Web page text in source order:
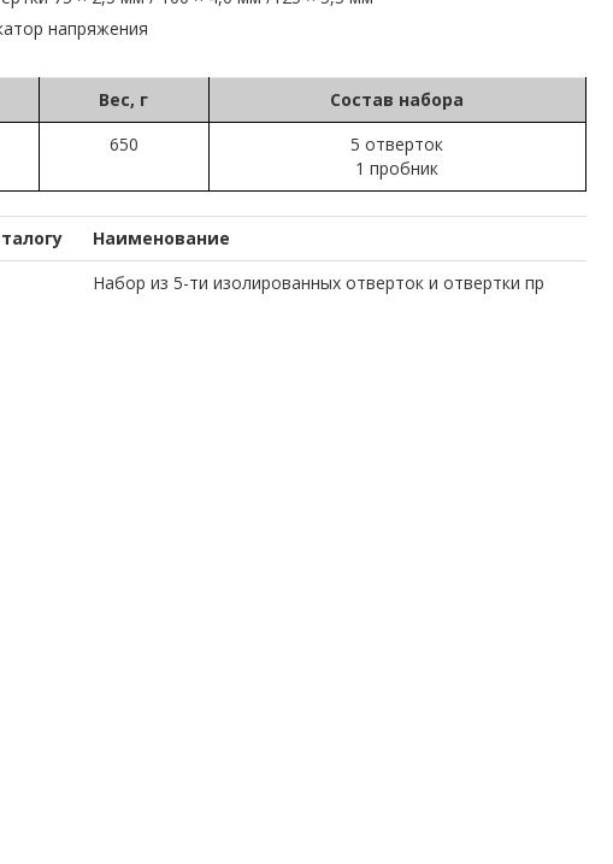
напряжения
Вес, г
Состав набора
650
5 отверток
1 пробник
Наименование
Набор из 5-ти изолированных отверток и отвертки пр